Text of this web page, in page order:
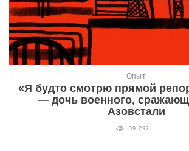
Опыт
«Я будто смотрю прямой
— дочь военного,
Азовстали
39 292